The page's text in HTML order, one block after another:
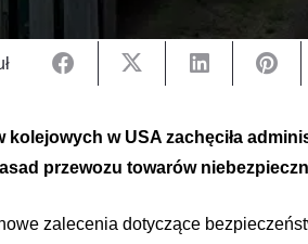
kolejowych w USA zachęciła
przewozu towarów
zalecenia dotyczące